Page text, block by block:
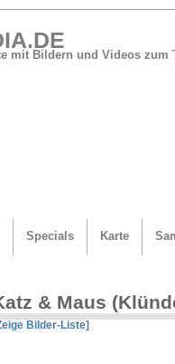
mit Bildern und Videos zum
Specials Karte
& Maus
Bilder-Liste]